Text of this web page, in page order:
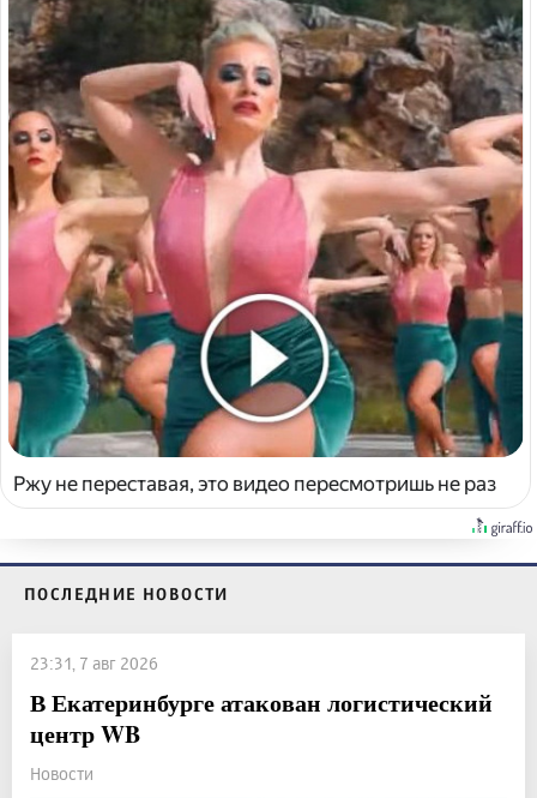
Ржу не переставая, это видео пересмотришь не раз
ПОСЛЕДНИЕ НОВОСТИ
23:31, 7 авг 2026
В Екатеринбурге атакован логистический
центр WB
Новости